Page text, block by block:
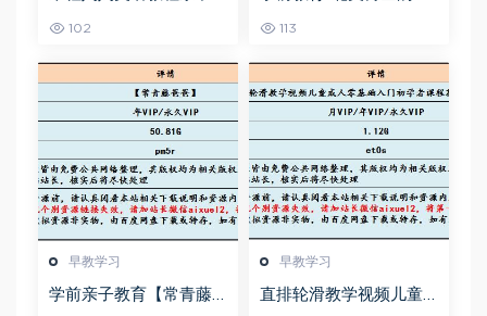
盘资源打包下载
102
度网盘资源打包下载
113
早教学习
学前亲子教育【常青藤
早教学习
直排轮滑教学视频儿童